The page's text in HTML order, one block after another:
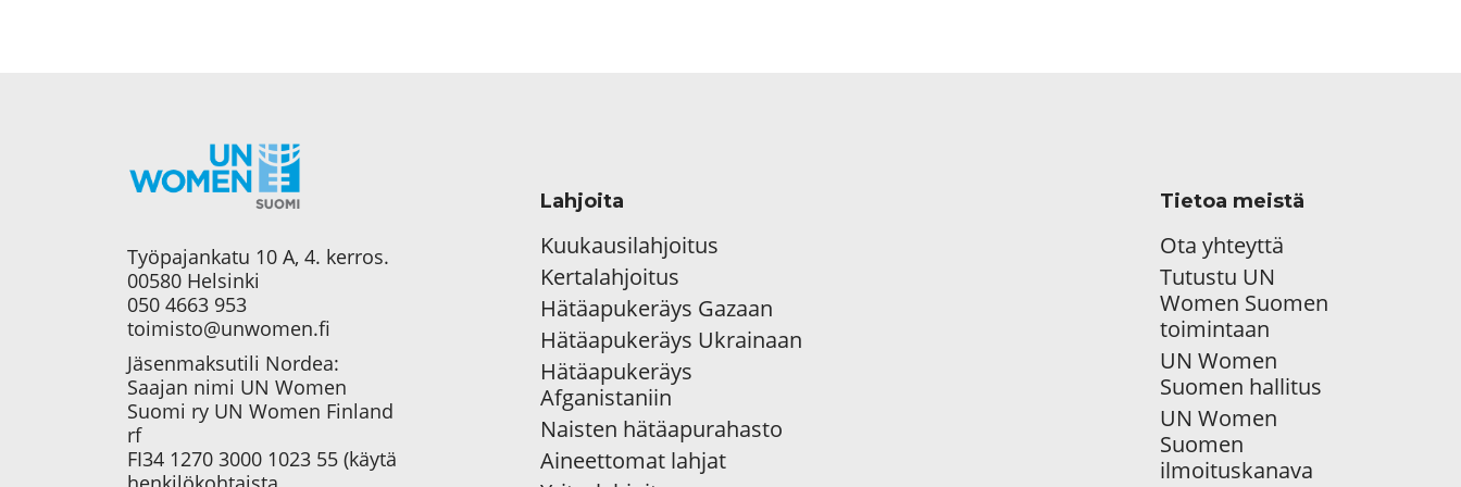
Työpajankatu 10 A, 4. kerros.
00580 Helsinki
050 4663 953
toimisto@unwomen.fi
Jäsenmaksutili Nordea:
Saajan nimi UN Women
Suomi ry UN Women Finland
rf
FI34 1270 3000 1023 55 (käytä
Lahjoita
Kuukausilahjoitus
Kertalahjoitus
Hätäapukeräys Gazaan
Hätäapukeräys Ukrainaan
Hätäapukeräys
Afganistaniin
Naisten hätäapurahasto
Aineettomat lahjat
Tietoa meistä
Ota yhteyttä
Tutustu UN
Women Suomen
toimintaan
UN Women
Suomen hallitus
UN Women
Suomen
ilmoituskanava